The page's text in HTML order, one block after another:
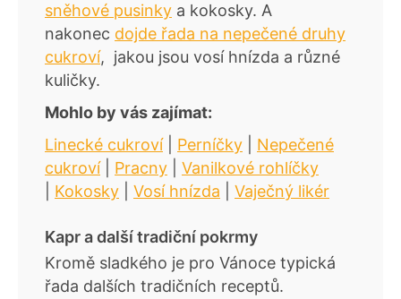
sněhové pusinky a kokosky. A
nakonec dojde řada na nepečené druhy
cukroví, jakou jsou vosí hnízda a různé
kuličky.
Mohlo by vás zajímat:
Linecké cukroví| Perníčky
Nepečené
cukroví| Pracny
Vanilkové rohlíčky
Kokosky Vosí hnízda Vaječný likér
Kapr a další tradiční pokrmy
Kromě sladkého je pro Vánoce typická
řada dalších tradičních receptů.